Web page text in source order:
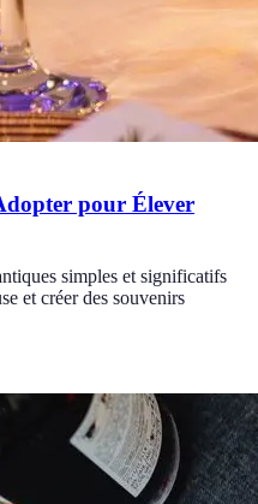
pour Élever
simples et significatifs
et créer des souvenirs